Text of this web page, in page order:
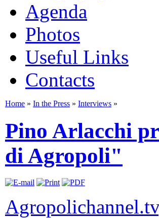
Agenda
Photos
Useful Links
Contacts
Home » In the Press » Interviews »
Pino Arlacchi
di Agropoli"
Agropolichannel.tv